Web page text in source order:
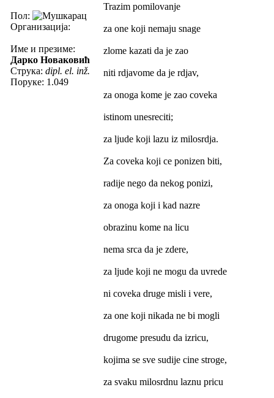
Пол:
Организација:
Име и презиме:
Дарко Новаковић
Струка: dipl. el. inž.
Поруке: 1.049
Trazim pomilovanje
za one koji nemaju snage
zlome kazati da je zao
niti rdjavome da je rdjav,
za onoga kome je zao coveka
istinom unesreciti;
za ljude koji lazu iz milosrdja.
Za coveka koji ce ponizen biti,
radije nego da nekog ponizi,
za onoga koji i kad nazre
obrazinu kome na licu
nema srca da je zdere,
za ljude koji ne mogu da uvrede
ni coveka druge misli i vere,
za one koji nikada ne bi mogli
drugome presudu da izricu,
kojima se sve sudije cine stroge,
za svaku milosrdnu laznu pricu